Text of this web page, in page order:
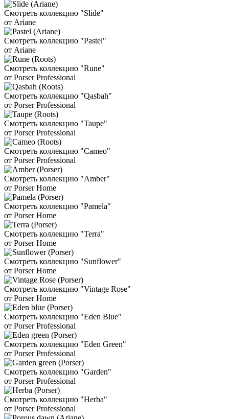
Смотреть коллекцию "Slide"
от Ariane
Смотреть коллекцию "Pastel"
от Ariane
Смотреть коллекцию "Rune"
от Porser Professional
Смотреть коллекцию "Qasbah"
от Porser Professional
Смотреть коллекцию "Taupe"
от Porser Professional
Смотреть коллекцию "Cameo"
от Porser Professional
Смотреть коллекцию "Amber"
от Porser Home
Смотреть коллекцию "Pamela"
от Porser Home
Смотреть коллекцию "Terra"
от Porser Home
Смотреть коллекцию "Sunflower"
от Porser Home
Смотреть коллекцию "Vintage Rose"
от Porser Home
Смотреть коллекцию "Eden Blue"
от Porser Professional
Смотреть коллекцию "Eden Green"
от Porser Professional
Смотреть коллекцию "Garden"
от Porser Professional
Смотреть коллекцию "Herba"
от Porser Professional